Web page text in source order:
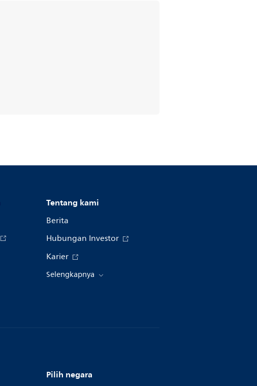
Tentang kami
Berita
Hubungan Investor
Karier
Selengkapnya
Pilih negara